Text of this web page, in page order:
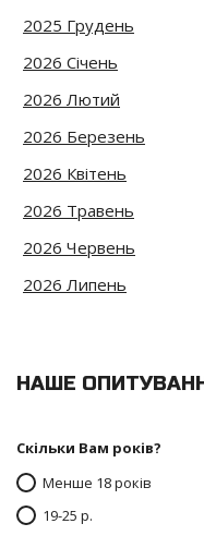
2025 Грудень
2026 Січень
2026 Лютий
2026 Березень
2026 Квітень
2026 Травень
2026 Червень
2026 Липень
НАШЕ
Скільки Вам років?
Менше 18 років
19-25 р.